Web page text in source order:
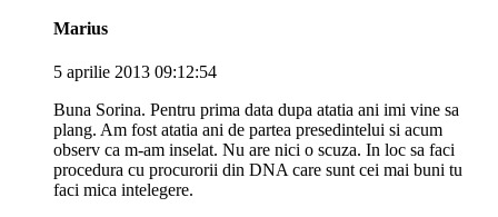
Marius
5 aprilie 2013 09:12:54
Buna Sorina. Pentru prima data dupa atatia ani imi vine sa
plang. Am fost atatia ani de partea presedintelui si acum
observ ca m-am inselat. Nu are nici o scuza. In loc sa faci
procedura cu procurorii din DNA care sunt cei mai buni tu
faci mica intelegere.